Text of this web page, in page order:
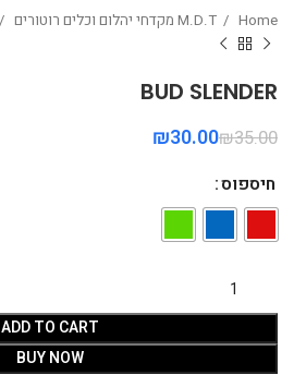
Home M.D.T מקדחי יהלום וכלים רוטורים
BUD SLENDER
₪35.00
₪30.00
חיספוס
ADD TO CART
BUY NOW